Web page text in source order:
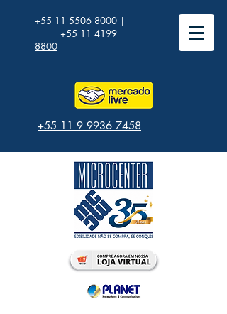
+55 11 5506 8000 |
+55 11 4199
8800
+55 11 9 9936 7458